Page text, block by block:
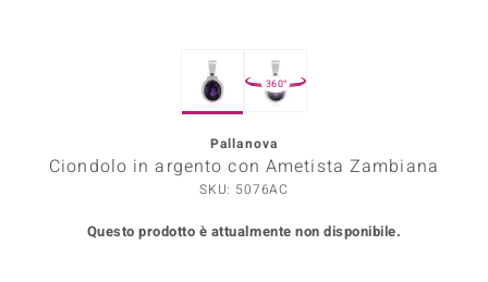
360°
Pallanova
Ciondolo in argento con Ametista Zambiana
SKU: 5076AC
Questo prodotto è attualmente non disponibile.